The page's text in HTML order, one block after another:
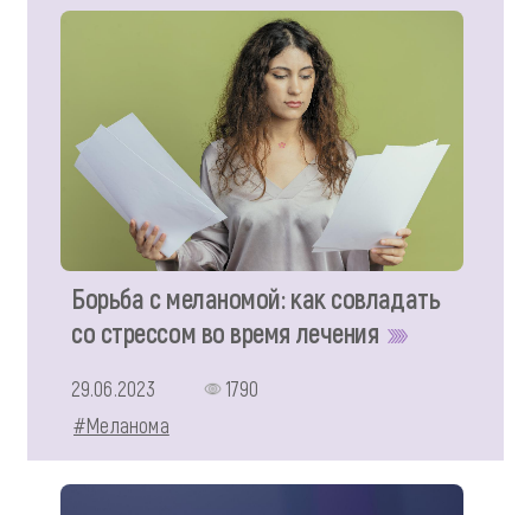
Борьба с меланомой: как совладать
со стрессом во время лечения
29.06.2023
1790
#Меланома